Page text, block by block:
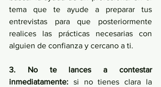
tema que te ayude a preparar tus
entrevistas para que posteriormente
realices las prácticas necesarias con
alguien de confianza y cercano a ti.
3. No te lances a contestar
inmediatamente: si no tienes clara la